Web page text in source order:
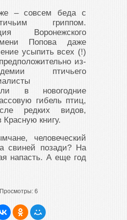
– совсем беда с
гриппом.
Воронежского
Попова даже
усыпить всех (!)
из-
птичьего
в новогодние
гибель птиц,
редких видов,
Красную книгу.
человеческий
свиней позади? На
напасть. А еще год
Просмотры: 6